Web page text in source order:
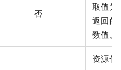
否
取值为
返回的
数值。
资源偏